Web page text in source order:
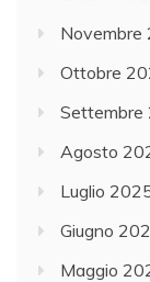
Novembre
Ottobre
Settembre
Agosto
Luglio
Giugno
Maggio